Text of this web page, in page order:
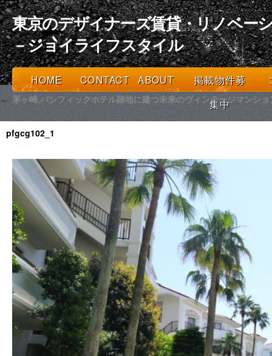
東京のデザイナーズ賃貸・リノベー
－ジョイライフスタイル
HOME CONTACT ABOUT
掲載物件募
集中
← 茅ヶ崎,パシフィックホテル跡地に建つ未来のヴィンテージマンシ
pfgcg102_1